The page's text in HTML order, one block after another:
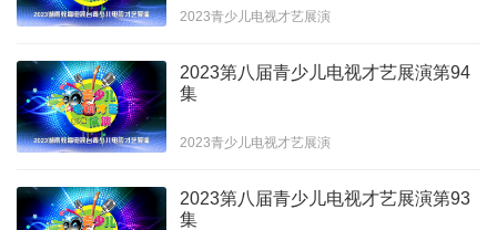
2023青少儿电视才艺展演
2023第八届青少儿电视才艺展演第94
集
2023青少儿电视才艺展演
2023第八届青少儿电视才艺展演第93
集